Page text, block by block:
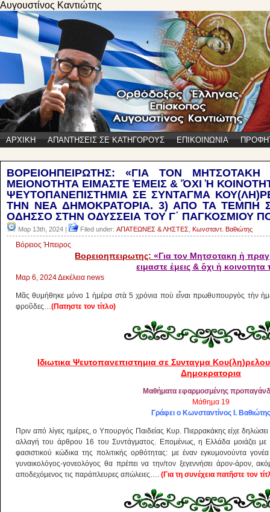
Αυγουστίνος Καντιώτης
ΑΡΧΙΚΗ ΑΠΑΝΤΗΣΕΙΣ ΣΕ ΚΑΤΗΓΟΡΟΥΣ ΕΠΙΚΟΙΝΩΝΙΑ
ΒΟΡΕΙΟΗΠΕΙΡΩΤΗΣ: «ΓΙΑ ΤΟΝ
ΜΕΙΟΝΟΤΗΤΑ ΕΙΜΑΣΤΕ ἘΜΕΙΣ & ὌΧΙ Ἡ
ΨΕΥΤΟΠΑΝΕΠΙΣΤΗΜΙΑ ΣΕ ΣΥΝΤΑΓΜΑ
ΤΗΝ ΝΕΑ ΔΗΜΟΚΡΑΤΟΡΙΑ. 3) ΑΠΟ ΤΑ ΤΕΜΠΗ
ΟΔΗΣΣΟ ΣΤΗΝ ΟΔΥΣΣΕΙΑ ΤΟΥ Γ΄ ΠΑΓΚΟΣΜΙΟΥ
Μαρ 13th, 2024 | Filed under: ΑΠΑΤΕΩΝΕΣ & ΛΗΣΤΕΣ Κωνσταντ. Βαθιώτης
Βόρειος Ήπειρος
Βορειοηπειρωτης:«Για τον Μητσοτακη ἡ
ειμαστε ἐμεις & ὄχι ἡ
Μαρ 6, 2024Δεκέλεια news
Μᾶς θυμήθηκε μόνο 1 ἡμέρα στὰ 5 χρόνια ποὺ εἶναι πρωθυπουργὸς τὴν
φροῦδες…(Πατηστε τον τίτλο)
Ιδιωτικα Ψευτοπανεπιστημια σε Συνταγμα
Δημοκρατορια
Μαθήματα εφαρμοσμένης
Μάθημα 19
Γράφει ο Κωνσταντίνος Ι. Βαθιώτης
Πριν από λίγες ημέρες, ο Υπουργός Παιδείας Κυρ. Πιερρακάκης είχε
αλλαγή του άρθρου 16 του Συντάγματος. Επομένως, η Ελλάδα μοιάζει με
φασιστικού κώδικα της πολιτικής ορθότητας: με έναν εγκυμονούντα
γυναικολόγος-γονεολόγος θα πρέπει να την/τον ξεγεννήσει άρον-άρον,
αποδεχόμενος τις παράπλευρες απώλειες…. (Για τη συνέχεια πατῆστε τον